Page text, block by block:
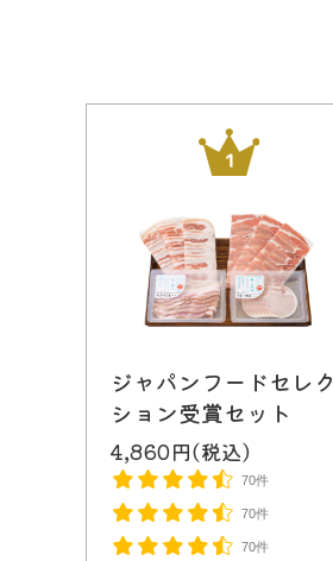
ジャパンフードセレク
ション受賞セット
4,860円(税込)
70件
70件
70件